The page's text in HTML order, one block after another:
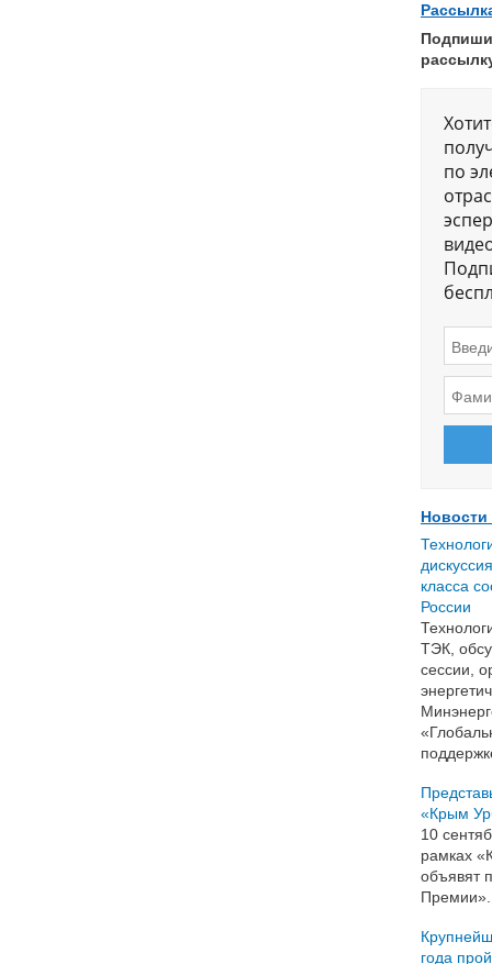
по
Новости
класса
России
ТЭК,
сессии,
«Крым
10
рамках
объявят
Премии».
года